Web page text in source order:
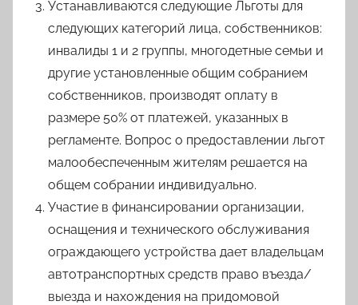
Устанавливаются следующие Льготы для
следующих категорий лица, собственников:
инвалиды 1 и 2 группы, многодетные семьи и
другие установленные общим собранием
собственников, производят оплату в
размере 50% от платежей, указанных в
регламенте. Вопрос о предоставлении льгот
малообеспеченным жителям решается на
общем собрании индивидуально.
Участие в финансировании организации,
оснащения и технического обслуживания
ограждающего устройства дает владельцам
автотранспортных средств право въезда/
выезда и нахождения на придомовой